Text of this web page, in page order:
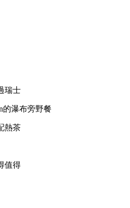
瑞士
的瀑布旁野餐
熱茶
值得